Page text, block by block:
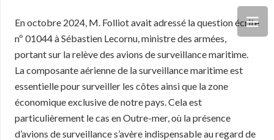
En octobre 2024, M. Folliot avait adressé la question écrite
nº 01044 à Sébastien Lecornu, ministre des armées,
portant sur la relève des avions de surveillance maritime.
La composante aérienne de la surveillance maritime est
essentielle pour surveiller les côtes ainsi que la zone
économique exclusive de notre pays. Cela est
particulièrement le cas en Outre-mer, où la présence
d’avions de surveillance s’avère indispensable au regard de